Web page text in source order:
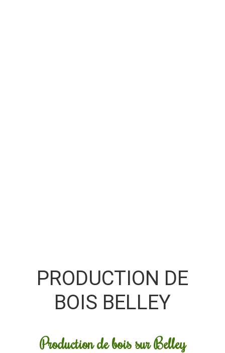
PRODUCTION DE
BOIS BELLEY
Production de bois sur Belley